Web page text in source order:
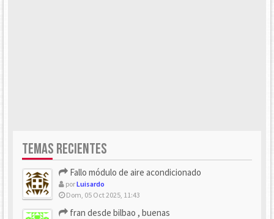
TEMAS RECIENTES
Fallo módulo de aire acondicionado
porLuisardo
Dom, 05 Oct 2025, 11:43
fran desde bilbao , buenas